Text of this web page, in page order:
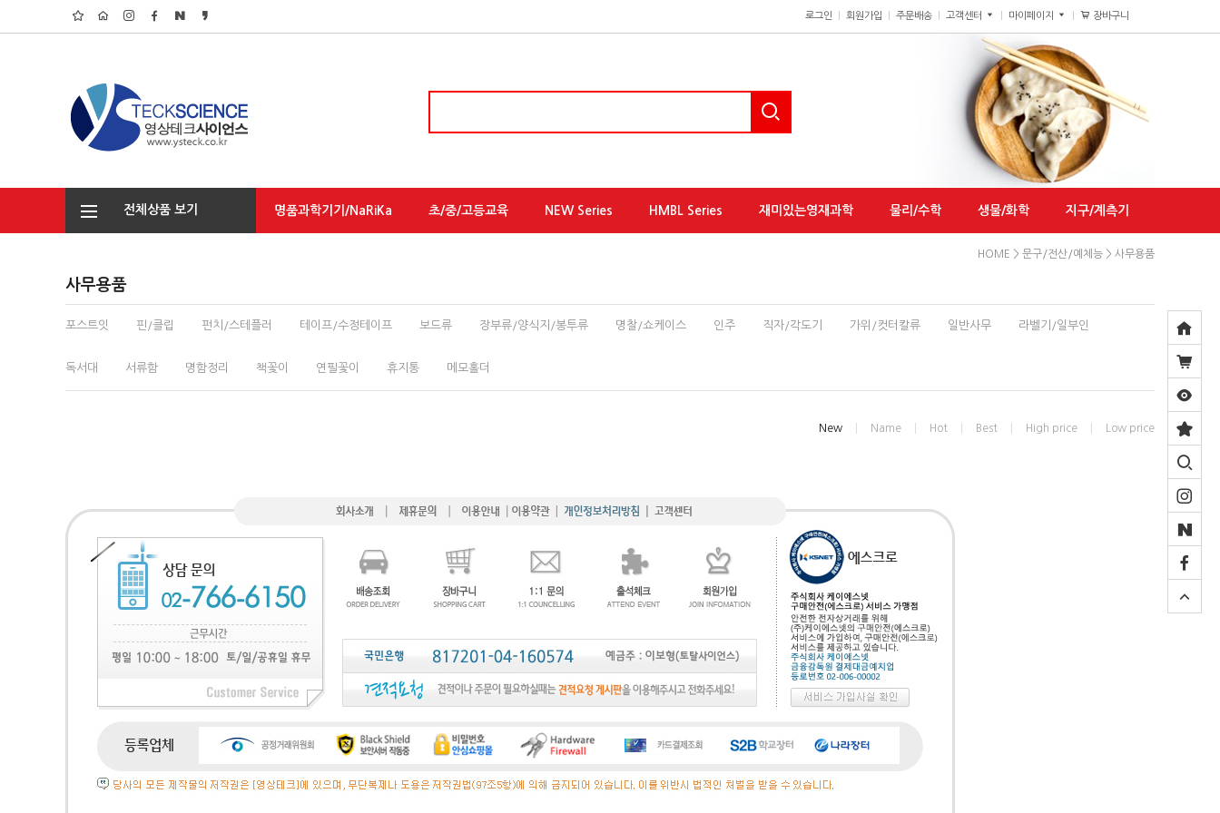
로그인 회원가입 주문배송 고객센터 마이페이지 장바구니
전체상품 보기 명품과학기기/NaRiKa 초/중/고등교육 NEW Series HMBL Series 재미있는영재과학 물리/수학 생물/화학 지구/계측기
HOME > 문구/전산/예체능 > 사무용품
사무용품
포스트잇 핀/클립 펀치/스테플러 테이프/수정테이프 보드류 장부류/양식지/봉투류 명찰/쇼케이스 인주 직자/각도기 가위/컷터칼류 일반사무 라벨기/일부인
독서대 서류함 명함정리 책꽃이 연필꽃이 휴지통 메모홀더
New Name Hot Best High price Low price